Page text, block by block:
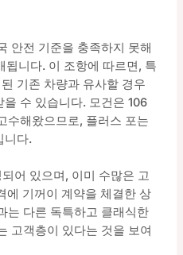
안전 기준을 충족하지 못해
됩니다. 이 조항에 따르면, 특
기존 차량과 유사할 경우
수 있습니다. 모건은 106
수해왔으므로, 플러스 포는
니다.
어 있으며, 이미 수많은 고
에 기꺼이 계약을 체결한 상
는 다른 독특하고 클래식한
고객층이 있다는 것을 보여